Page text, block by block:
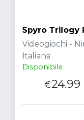
Spyro Trilogy
Videogiochi -
Italiana
Disponibile
€24.99